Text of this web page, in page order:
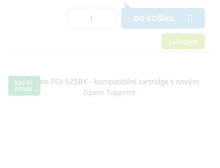
DO KOŠÍKU
skladem
0,23 KČ
VÝTISK